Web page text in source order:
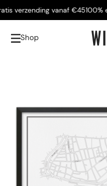
verzending vanaf €45100%
Shop